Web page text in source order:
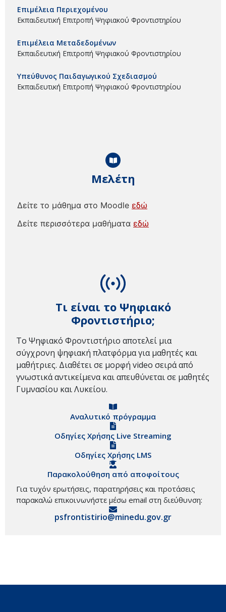
Τι είναι το Ψηφιακό
Φροντιστήριο;
Το Ψηφιακό Φροντιστήριο αποτελεί μια
σύγχρονη ψηφιακή πλατφόρμα για μαθητές και
μαθήτριες. Διαθέτει σε μορφή video σειρά από
γνωστικά αντικείμενα και απευθύνεται σε μαθητές
Γυμνασίου και Λυκείου.
Αναλυτικό πρόγραμμα
Οδηγίες Χρήσης Live Streaming
Οδηγίες Χρήσης LMS
Παρακολούθηση από αποφοίτους
Για τυχόν ερωτήσεις, παρατηρήσεις και προτάσεις
παρακαλώ επικοινωνήστε μέσω email στη διεύθυνση:
psfrontistirio@minedu.gov.gr
Μελέτη
Δείτε το μάθημα στο Moodle εδώ
Δείτε περισσότερα μαθήματα εδώ
Επιμέλεια Περιεχομένου
Εκπαιδευτική Επιτροπή Ψηφιακού Φροντιστηρίου
Επιμέλεια Μεταδεδομένων
Εκπαιδευτική Επιτροπή Ψηφιακού Φροντιστηρίου
Υπεύθυνος Παιδαγωγικού Σχεδιασμού
Εκπαιδευτική Επιτροπή Ψηφιακού Φροντιστηρίου